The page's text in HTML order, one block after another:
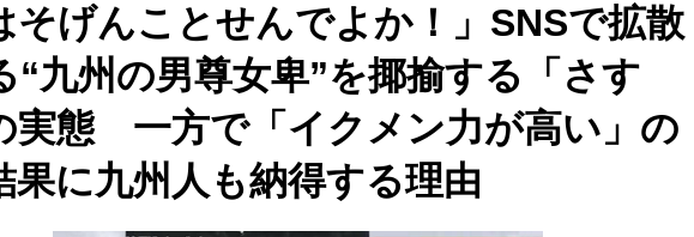
そげんことせんでよか！」SNSで拡散
“九州の男尊女卑”を揶揄する「さす
実態 一方で「イクメン力が高い」の
果に九州人も納得する理由